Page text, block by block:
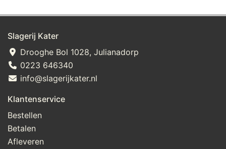
Slagerij Kater
Drooghe Bol 1028, Julianadorp
0223 646340
info@slagerijkater.nl
Klantenservice
Bestellen
Betalen
Afleveren